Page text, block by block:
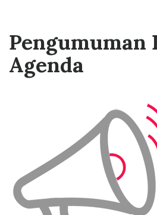
Pengumuman
Agenda